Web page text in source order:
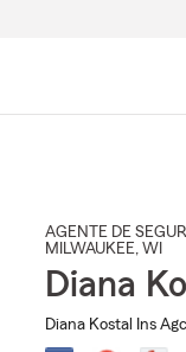
AGENTE DE
MILWAUKEE, WI
Diana
Diana Kostal Ins